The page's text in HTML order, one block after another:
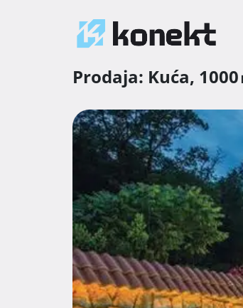
Prodaja: Kuća, 1000